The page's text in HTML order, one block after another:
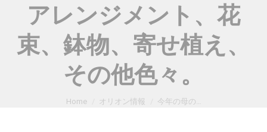
アレンジメント、花
束、鉢物、寄せ植え、
その他色々。
You are here:
Home オリオン情報 今年の母の…